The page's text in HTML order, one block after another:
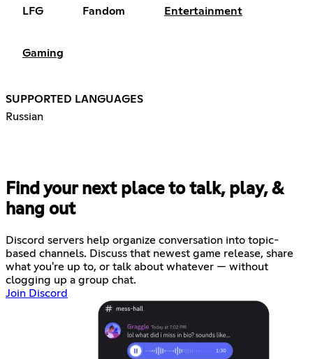
LFG Fandom Entertainment
Gaming
SUPPORTED LANGUAGES
Russian
Find your next place to talk, play, &
hang out
Discord servers help organize conversation into topic-
based channels. Discuss that newest game release, share
what you're up to, or talk about whatever — without
clogging up a group chat.
Join Discord